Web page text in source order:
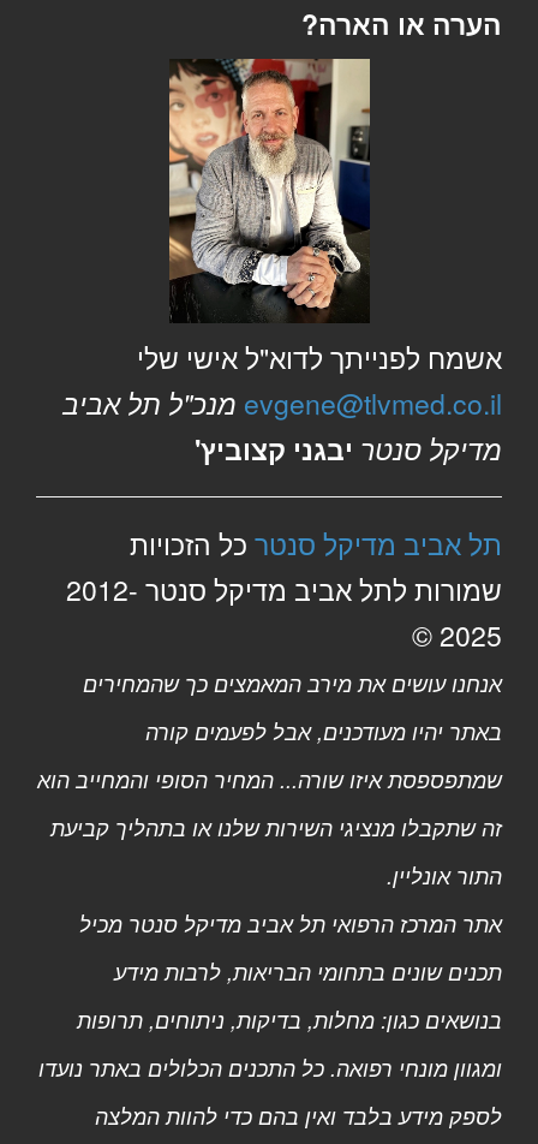
הערה או הארה?
אשמח לפנייתך לדוא"ל אישי שלי
evgene@tlvmed.co.il מנכ"ל תל אביב
מדיקל סנטר יבגני קצוביץ'
תל אביב מדיקל סנטר כל הזכויות
שמורות לתל אביב מדיקל סנטר 2012-
2025 ©
אנחנו עושים את מירב המאמצים כך שהמחירים
באתר יהיו מעודכנים, אבל לפעמים קורה
שמתפספסת איזו שורה... המחיר הסופי והמחייב הוא
זה שתקבלו מנציגי השירות שלנו או בתהליך קביעת
התור אונליין.
אתר המרכז הרפואי תל אביב מדיקל סנטר מכיל
תכנים שונים בתחומי הבריאות, לרבות מידע
בנושאים כגון: מחלות, בדיקות, ניתוחים, תרופות
ומגוון מונחי רפואה. כל התכנים הכלולים באתר נועדו
לספק מידע בלבד ואין בהם כדי להוות המלצה